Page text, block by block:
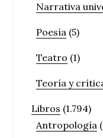
Narrativa
Poesía (5)
Teatro (1)
Teoría y
Libros (1.794)
Antropología